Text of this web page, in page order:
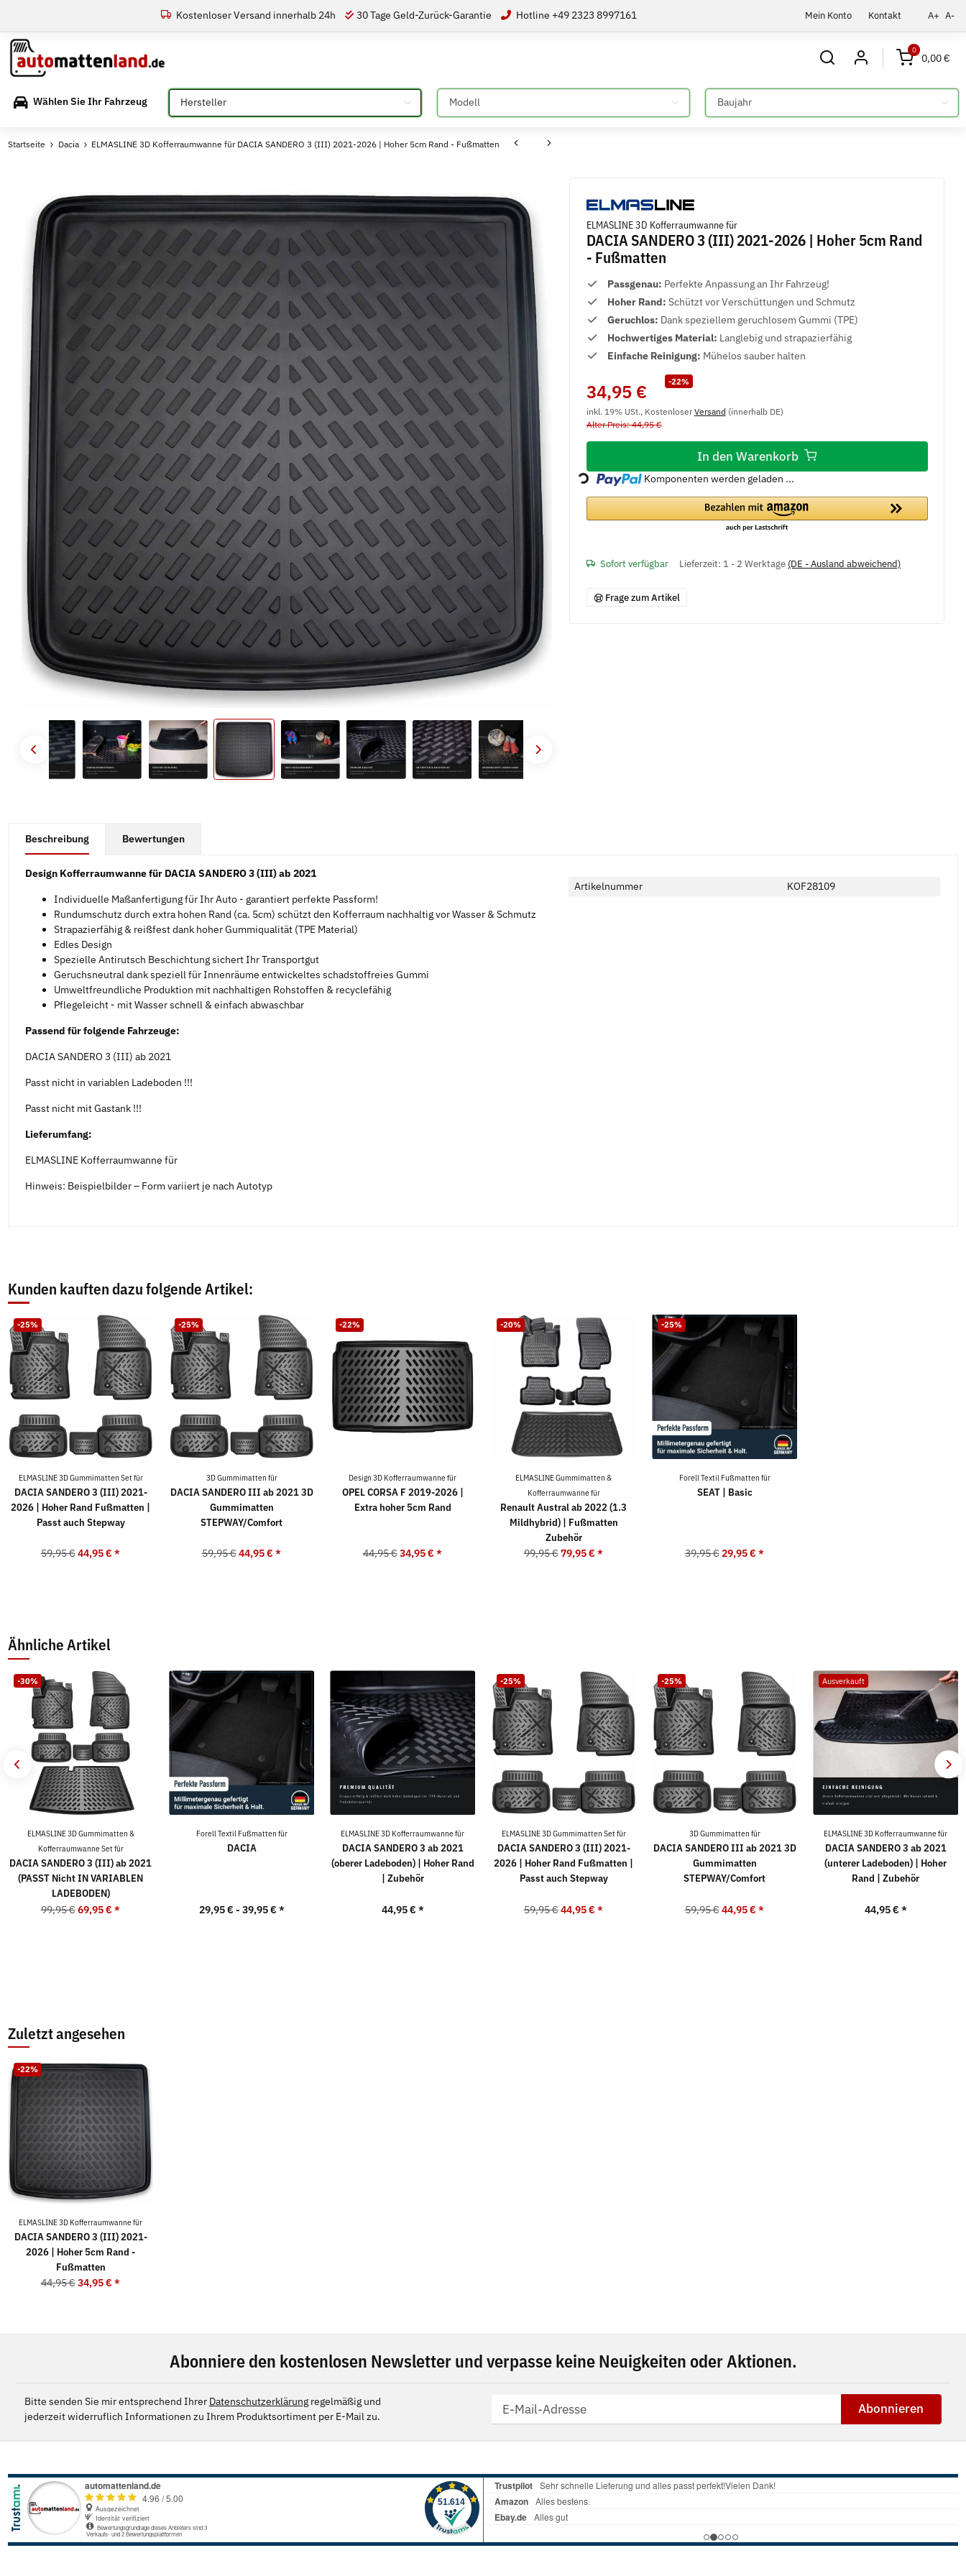
Mein Konto Kontakt A+ A-
Kostenloser Versand innerhalb 24h 30 Tage Geld-Zurück-Garantie Hotline +49 2323 8997161
0
0,00 €
Wählen Sie Ihr Fahrzeug Bitte auswählen Bitte auswählen Bitte auswählen
Startseite Dacia ELMASLINE 3D Kofferraumwanne für DACIA SANDERO 3 (III) 2021-2026 | Hoher 5cm Rand - Fußmatten
ELMASLINE 3D Kofferraumwanne für
DACIA SANDERO 3 (III) 2021-2026 | Hoher 5cm Rand
- Fußmatten
Passgenau: Perfekte Anpassung an Ihr Fahrzeug!
Hoher Rand: Schützt vor Verschüttungen und Schmutz
Geruchlos: Dank speziellem geruchlosem Gummi (TPE)
Hochwertiges Material: Langlebig und strapazierfähig
Einfache Reinigung: Mühelos sauber halten
-22%
34,95 €
inkl. 19% USt., KostenloserVersand (innerhalb DE)
Alter Preis: 44,95 €
In den Warenkorb
Loading... Komponenten werden geladen ...
Sofort verfügbar Lieferzeit: 1 - 2 Werktage (DE - Ausland abweichend)
Frage zum Artikel
Beschreibung Bewertungen
Design Kofferraumwanne für DACIA SANDERO 3 (III) ab 2021
Individuelle Maßanfertigung für Ihr Auto - garantiert perfekte Passform!
Rundumschutz durch extra hohen Rand (ca. 5cm) schützt den Kofferraum nachhaltig vor Wasser & Schmutz
Strapazierfähig & reißfest dank hoher Gummiqualität (TPE Material)
Edles Design
Spezielle Antirutsch Beschichtung sichert Ihr Transportgut
Geruchsneutral dank speziell für Innenräume entwickeltes schadstoffreies Gummi
Umweltfreundliche Produktion mit nachhaltigen Rohstoffen & recyclefähig
Pflegeleicht - mit Wasser schnell & einfach abwaschbar
Passend für folgende Fahrzeuge:
DACIA SANDERO 3 (III) ab 2021
Passt nicht in variablen Ladeboden !!!
Passt nicht mit Gastank !!!
Lieferumfang:
ELMASLINE Kofferraumwanne für
Hinweis: Beispielbilder – Form variiert je nach Autotyp
Artikelnummer KOF28109
Kunden kauften dazu folgende Artikel:
-25%
ELMASLINE 3D Gummimatten Set für
DACIA SANDERO 3 (III) 2021-
2026 | Hoher Rand Fußmatten |
Passt auch Stepway
59,95 € 44,95 €*
-25%
3D Gummimatten für
DACIA SANDERO III ab 2021 3D
Gummimatten
STEPWAY/Comfort
59,95 € 44,95 €*
-22%
Design 3D Kofferraumwanne für
OPEL CORSA F 2019-2026 |
Extra hoher 5cm Rand
44,95 € 34,95 €*
-20%
ELMASLINE Gummimatten &
Kofferraumwanne für
Renault Austral ab 2022 (1.3
Mildhybrid) | Fußmatten
Zubehör
99,95 € 79,95 €*
-25%
Forell Textil Fußmatten für
SEAT | Basic
39,95 € 29,95 €*
Ähnliche Artikel
-30%
ELMASLINE 3D Gummimatten &
Kofferraumwanne Set für
DACIA SANDERO 3 (III) ab 2021
(PASST Nicht IN VARIABLEN
LADEBODEN)
99,95 € 69,95 €*
Forell Textil Fußmatten für
DACIA
29,95 € - 39,95 € *
ELMASLINE 3D Kofferraumwanne für
DACIA SANDERO 3 ab 2021
(oberer Ladeboden) | Hoher Rand
| Zubehör
44,95 € *
-25%
ELMASLINE 3D Gummimatten Set für
DACIA SANDERO 3 (III) 2021-
2026 | Hoher Rand Fußmatten |
Passt auch Stepway
59,95 € 44,95 €*
-25%
3D Gummimatten für
DACIA SANDERO III ab 2021 3D
Gummimatten
STEPWAY/Comfort
59,95 € 44,95 €*
Ausverkauft
ELMASLINE 3D Kofferraumwanne für
DACIA SANDERO 3 ab 2021
(unterer Ladeboden) | Hoher
Rand | Zubehör
44,95 € *
Zuletzt angesehen
-22%
ELMASLINE 3D Kofferraumwanne für
DACIA SANDERO 3 (III) 2021-
2026 | Hoher 5cm Rand -
Fußmatten
44,95 € 34,95 €*
Abonniere den kostenlosen Newsletter und verpasse keine Neuigkeiten oder Aktionen.
Bitte senden Sie mir entsprechend Ihrer Datenschutzerklärungregelmäßig und
jederzeit widerruflich Informationen zu Ihrem Produktsortiment per E-Mail zu.
Abonnieren